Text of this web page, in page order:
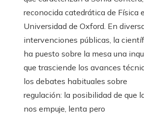
reconocida catedrática de Física
Universidad de Oxford. En
intervenciones públicas, la
ha puesto sobre la mesa una
que trasciende los avances
los debates habituales sobre
regulación: la posibilidad de que
nos empuje, lenta pero